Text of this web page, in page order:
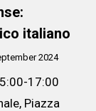
italiano
2024
17:00
Piazza